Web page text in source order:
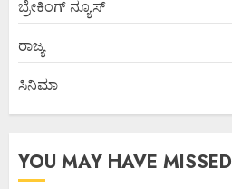
ಬ್ರೇಕಿಂಗ್ ನ್ಯೂಸ್
ರಾಜ್ಯ
ಸಿನಿಮಾ
YOU MAY HAVE MISSED